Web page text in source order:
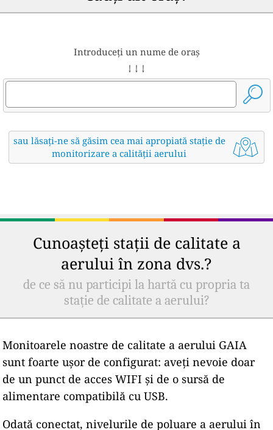
Introduceți un nume de oraș
↓ ↓ ↓
sau lăsați-ne să găsim cea mai apropiată stație de
monitorizare a calității aerului
Cunoașteți stații de calitate a
aerului în zona dvs.?
de ce să nu participi la hartă cu propria ta
stație de calitate a aerului?
Monitoarele noastre de calitate a aerului GAIA
sunt foarte ușor de configurat: aveți nevoie doar
de un punct de acces WIFI și de o sursă de
alimentare compatibilă cu USB.
Odată conectat, nivelurile de poluare a aerului în